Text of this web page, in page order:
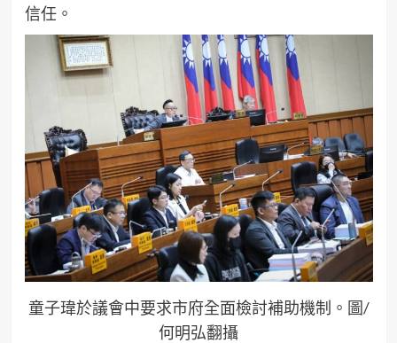
信任。
童子瑋於議會中要求市府全面檢討補助機制。圖/
何明弘翻攝